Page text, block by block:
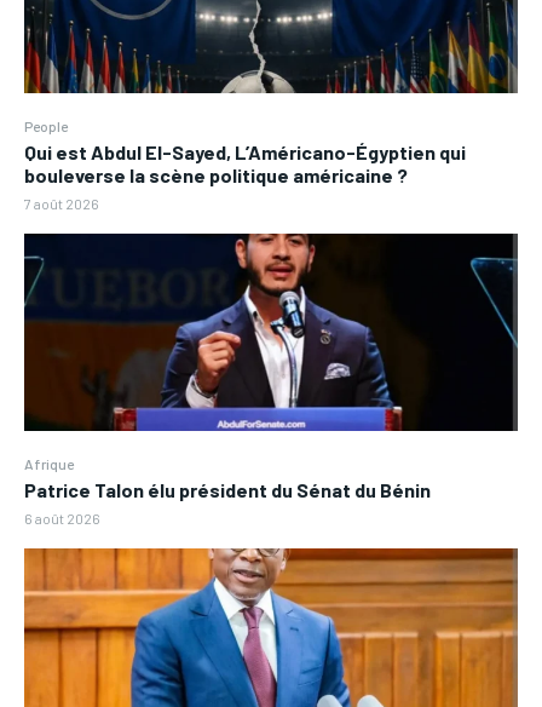
People
Qui est Abdul El-Sayed, L’Américano-Égyptien qui
bouleverse la scène politique américaine ?
7 août 2026
Afrique
Patrice Talon élu président du Sénat du Bénin
6 août 2026